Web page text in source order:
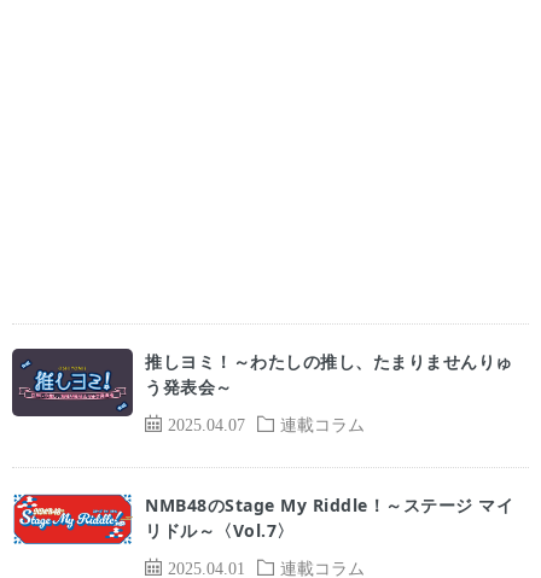
2025.04.07 連載コラム
推しヨミ！～わたしの推し、たまりませんりゅ
う発表会～
2025.04.01 連載コラム
NMB48のStage My Riddle！～ステージ マイ
リドル～〈Vol.7〉